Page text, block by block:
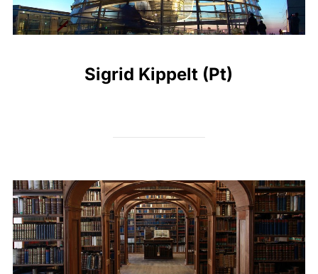
Sigrid Kippelt (Pt)